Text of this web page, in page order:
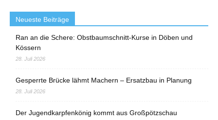
Neueste Beiträge
Ran an die Schere: Obstbaumschnitt-Kurse in Döben und
Kössern
28. Juli 2026
Gesperrte Brücke lähmt Machern – Ersatzbau in Planung
28. Juli 2026
Der Jugendkarpfenkönig kommt aus Großpötzschau